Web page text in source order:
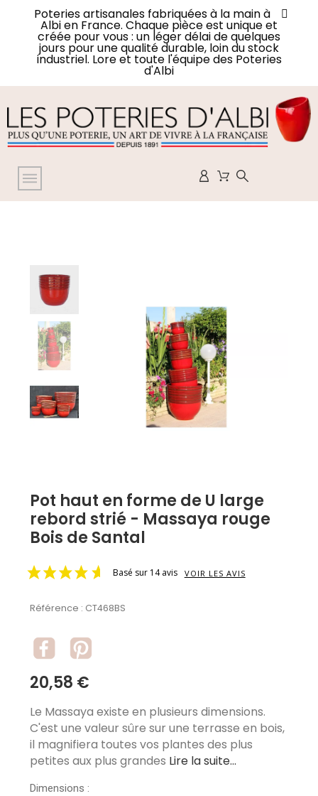
Poteries artisanales fabriquées à la main à
Albi en France. Chaque pièce est unique et
créée pour vous : un léger délai de quelques
jours pour une qualité durable, loin du stock
industriel. Lore et toute l'équipe des Poteries
d'Albi
Pot haut en forme de U large
rebord strié - Massaya rouge
Bois de Santal
Basé sur 14 avis VOIR LES AVIS
Référence : CT468BS
20,58 €
Le Massaya existe en plusieurs dimensions.
C'est une valeur sûre sur une terrasse en bois,
il magnifiera toutes vos plantes des plus
petites aux plus grandes Lire la suite...
Dimensions :